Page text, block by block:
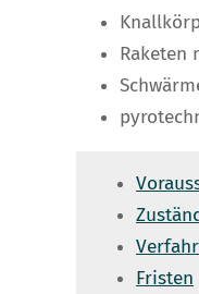
Raketen
Fristen